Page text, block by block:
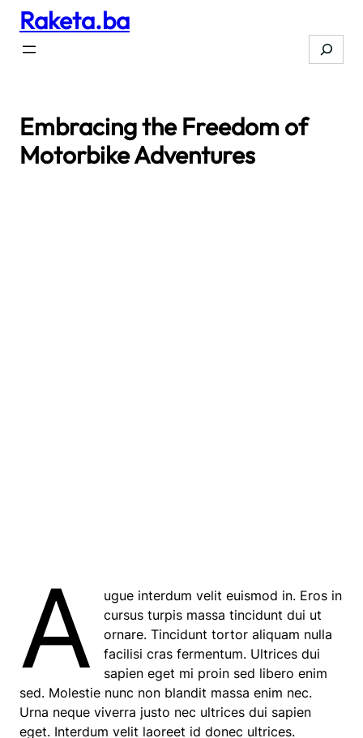
Skip
content
Raketa.ba
Search
Embracing the Freedom of
Motorbike Adventures
A
ugue interdum velit euismod in. Eros in
cursus turpis massa tincidunt dui ut
ornare. Tincidunt tortor aliquam nulla
facilisi cras fermentum. Ultrices dui
sapien eget mi proin sed libero enim
sed. Molestie nunc non blandit massa enim nec.
Urna neque viverra justo nec ultrices dui sapien
eget. Interdum velit laoreet id donec ultrices.